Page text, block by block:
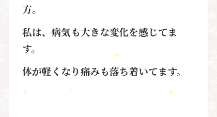
方。
私は、病気も大きな変化を感じてま
す。
体が軽くなり痛みも落ち着いてます。